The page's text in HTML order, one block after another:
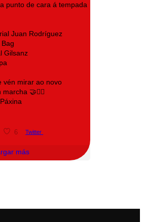
punto de cara á tempada
Juan Rodríguez
Gilsanz
vén mirar ao novo
🤝❤️‍🔥
6 Twitter
más